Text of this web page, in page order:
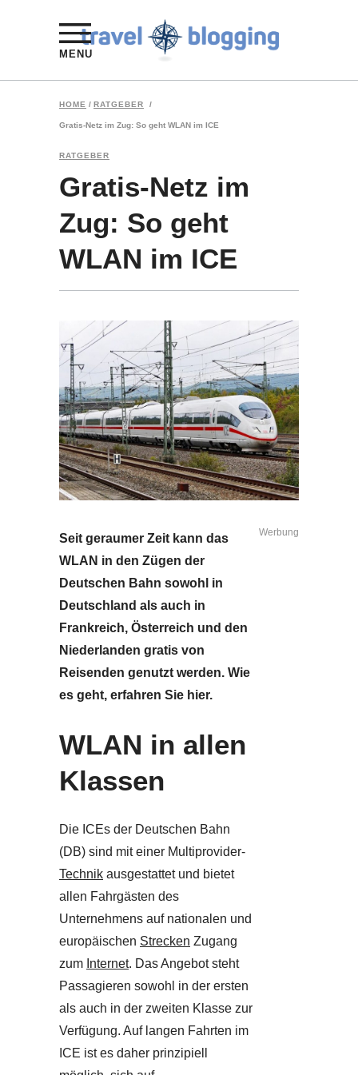
MENU
HOME / RATGEBER /
Gratis-Netz im Zug: So geht WLAN im ICE
RATGEBER
Gratis-Netz im
Zug: So geht
WLAN im ICE
Seit geraumer Zeit kann das
WLAN in den Zügen der
Deutschen Bahn sowohl in
Deutschland als auch in
Frankreich, Österreich und den
Niederlanden gratis von
Reisenden genutzt werden. Wie
es geht, erfahren Sie hier.
WLAN in allen
Klassen
Die ICEs der Deutschen Bahn
(DB) sind mit einer Multiprovider-
Technik ausgestattet und bietet
allen Fahrgästen des
Unternehmens auf nationalen und
europäischen Strecken Zugang
zum Internet. Das Angebot steht
Passagieren sowohl in der ersten
als auch in der zweiten Klasse zur
Verfügung. Auf langen Fahrten im
ICE ist es daher prinzipiell
Werbung